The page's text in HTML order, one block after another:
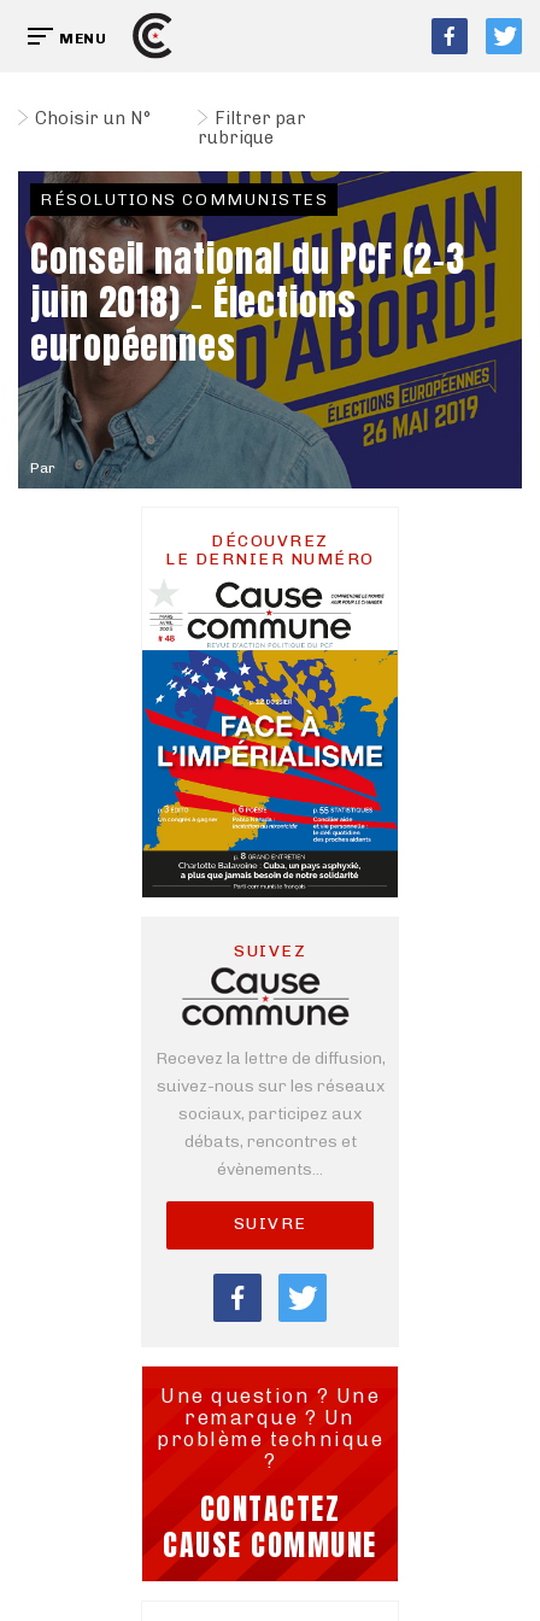
MENU
Choisir un N°
Filtrer par
rubrique
Par
RÉSOLUTIONS COMMUNISTES
Conseil national du PCF (2-3
juin 2018) - Élections
européennes
DÉCOUVREZ
LE DERNIER NUMÉRO
SUIVEZ
Recevez la lettre de diffusion,
suivez-nous sur les réseaux
sociaux, participez aux
débats, rencontres et
évènements...
SUIVRE
Une question ? Une
remarque ? Un
problème technique
?
CONTACTEZ
CAUSE COMMUNE